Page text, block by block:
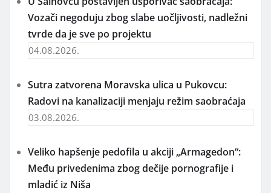
Vozači negoduju zbog slabe uočljivosti, nadležni
tvrde da je sve po projektu
04.08.2026.
Sutra zatvorena Moravska ulica u Pukovcu:
Radovi na kanalizaciji menjaju režim saobraćaja
03.08.2026.
Veliko hapšenje pedofila u akciji „Armagedon“:
Među privedenima zbog dečije pornografije i
mladić iz Niša